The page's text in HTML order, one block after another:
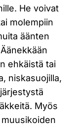
He voivat
molempiin
äänten
ehkäistä tai
niskasuojilla,
Myös